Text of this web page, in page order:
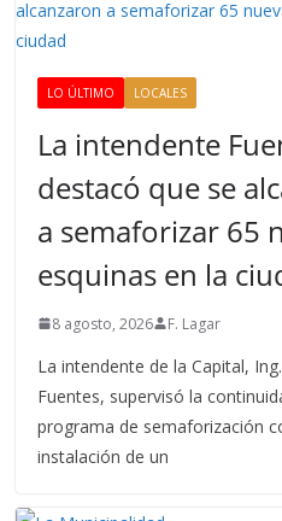
LO ÚLTIMO LOCALES
La intendente
destacó que se
a semaforizar 65
esquinas en la
8 agosto, 2026 F. Lagar
La intendente de la Capital,
Fuentes, supervisó la
programa de semaforización
instalación de un